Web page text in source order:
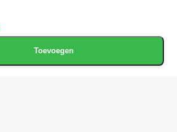
Toevoegen